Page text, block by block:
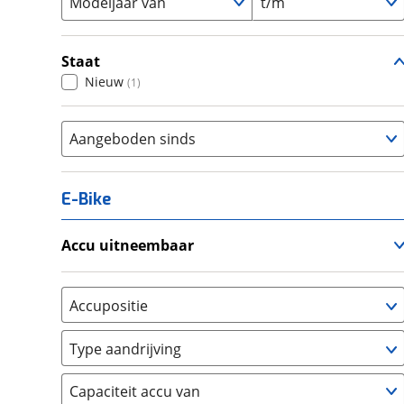
Staat
Nieuw (1)
Aangeboden sinds
E-Bike
Accu uitneembaar
Nee, vast (0)
Accupositie
Bagagedrager (0)
Frame (1 )
Vloer (0
Type aandrijving
Achterwiel (0)
Capaciteit accu van